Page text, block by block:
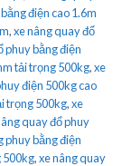
điện cao 1.6m
,xe nâng quay đổ
phuy bằng điện
tải trọng 500kg,xe
điện 500kg cao
trọng 500kg,xe
quay đổ phuy
phuy bằng điện
500kg,xe nâng quay